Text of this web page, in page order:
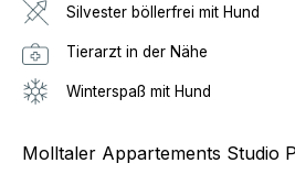
Silvester böllerfrei mit Hund
Tierarzt in der Nähe
Winterspaß mit Hund
Molltaler Appartements Studio